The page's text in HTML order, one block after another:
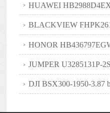
HUAWEI
BLACKVIEW
HONOR
JUMPER U3285131P-
DJI BSX300-1950-3.87